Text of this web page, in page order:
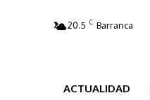
20.5 C Barranca
ACTUALIDAD